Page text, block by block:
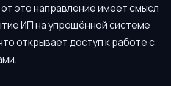
это направление имеет смысл
ИП на упрощённой системе
открывает доступ к работе с